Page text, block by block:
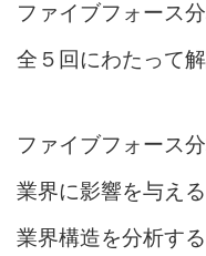
ファイブフォース
全５回にわたって
ファイブフォース
業界に影響を与え
業界構造を分析す